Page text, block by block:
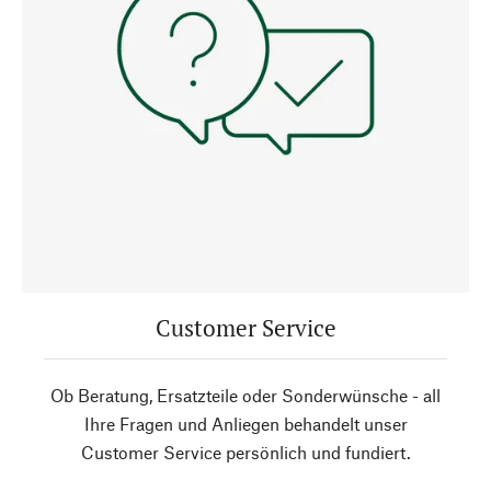
Customer Service
Ob Beratung, Ersatzteile oder Sonderwünsche - all
Ihre Fragen und Anliegen behandelt unser
Customer Service persönlich und fundiert.